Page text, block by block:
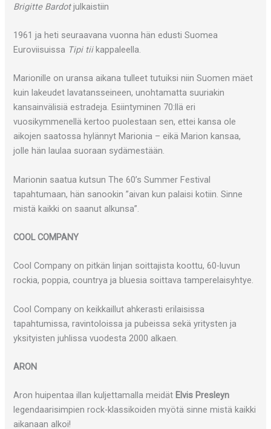
Brigitte Bardotjulkaistiin
1961 ja heti seuraavana vuonna hän edusti Suomea
Euroviisuissa Tipi tiikappaleella.
Marionille on uransa aikana tulleet tutuiksi niin Suomen mäet
kuin lakeudet lavatansseineen, unohtamatta suuriakin
kansainvälisiä estradeja. Esiintyminen 70:llä eri
vuosikymmenellä kertoo puolestaan sen, ettei kansa ole
aikojen saatossa hylännyt Marionia – eikä Marion kansaa,
jolle hän laulaa suoraan sydämestään.
Marionin saatua kutsun The 60’s Summer Festival
tapahtumaan, hän sanookin ”aivan kun palaisi kotiin. Sinne
mistä kaikki on saanut alkunsa”.
COOL COMPANY
Cool Company on pitkän linjan soittajista koottu, 60-luvun
rockia, poppia, countrya ja bluesia soittava tamperelaisyhtye.
Cool Company on keikkaillut ahkerasti erilaisissa
tapahtumissa, ravintoloissa ja pubeissa sekä yritysten ja
yksityisten juhlissa vuodesta 2000 alkaen.
ARON
Aron huipentaa illan kuljettamalla meidät Elvis Presleyn
legendaarisimpien rock-klassikoiden myötä sinne mistä kaikki
aikanaan alkoi!